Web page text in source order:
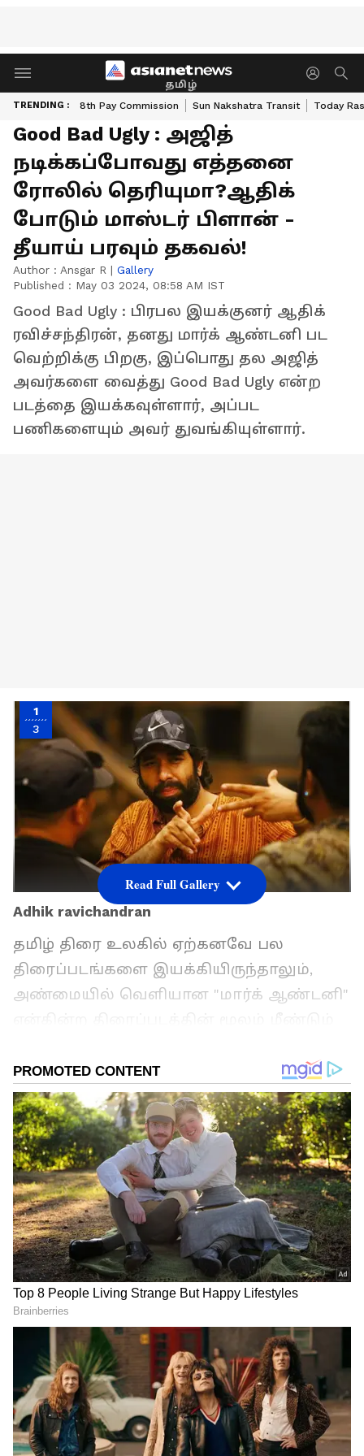
தமிழ்
TRENDING : 8th Pay Commission Sun Nakshatra Transit Today
Good Bad Ugly : அஜித்
நடிக்கப்போவது எத்தனை
ரோலில் தெரியுமா?ஆதிக்
போடும் மாஸ்டர் பிளான் -
தீயாய் பரவும் தகவல்!
Author : Ansgar R | Gallery
Published : May 03 2024, 08:58 AM IST
Good Bad Ugly : பிரபல இயக்குனர் ஆதிக்
ரவிச்சந்திரன், தனது மார்க் ஆண்டனி பட
வெற்றிக்கு பிறகு, இப்பொது தல அஜித்
அவர்களை வைத்து Good Bad Ugly என்ற
படத்தை இயக்கவுள்ளார், அப்பட
பணிகளையும் அவர் துவங்கியுள்ளார்.
1
3
Adhik ravichandran
தமிழ் திரை உலகில் ஏற்கனவே பல
திரைப்படங்களை இயக்கியிருந்தாலும்,
அண்மையில் வெளியான "மார்க் ஆண்டனி"
தான் ஆதிக் ரவிச்சந்திரன். அந்த
திரைப்படம் அவருக்கு தமிழ் சினிமா
ரசிகர்கள் மத்தியில் ஒரு மிகப்பெரிய
வரவேற்பை பெற்றுக் கொடுத்தது என்றே
கூறலாம்.
குடும்பத்தின் எதிர்ப்பு.. அதை மீறி மாஜி
முதல்வரை மணந்த குட்டி ராதிகா -
இப்போ அவர் Net Worth எவ்வளவு
தெரியுமா?
ஏசியாநெட் தமிழ்-ஐ உங்கள் முதன்மைத்
தேர்வாக்குங்கள்
Read Full Gallery